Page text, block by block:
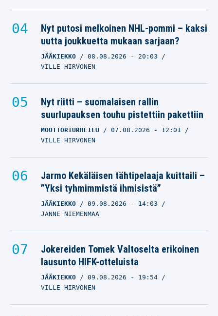
Nyt putosi melkoinen NHL-pommi – kaksi
uutta joukkuetta mukaan sarjaan?
JÄÄKIEKKO 08.08.2026 - 20:03
VILLE HIRVONEN
Nyt riitti – suomalaisen rallin
suurlupauksen touhu pistettiin pakettiin
MOOTTORIURHEILU 07.08.2026 - 12:01
VILLE HIRVONEN
Jarmo Kekäläisen tähtipelaaja kuittaili –
”Yksi tyhmimmistä ihmisistä”
JÄÄKIEKKO 09.08.2026 - 14:03
JANNE NIEMENMAA
Jokereiden Tomek Valtoselta erikoinen
lausunto HIFK-otteluista
JÄÄKIEKKO 09.08.2026 - 19:54
VILLE HIRVONEN